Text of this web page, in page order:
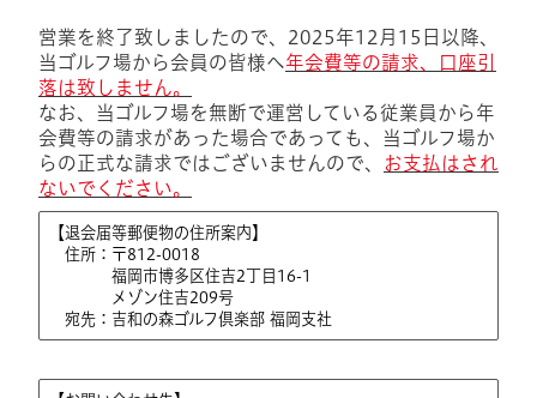
営業を終了致しましたので、2025年12月15日以降、
当ゴルフ場から会員の皆様へ年会費等の請求、口座引
落は致しません。
なお、当ゴルフ場を無断で運営している従業員から年
会費等の請求があった場合であっても、当ゴルフ場か
らの正式な請求ではございませんので、 お支払はされ
ないでください。
【退会届等郵便物の住所案内】
住所：〒812-0018
福岡市博多区住吉2丁目16-1
メゾン住吉209号
宛先：吉和の森ゴルフ倶楽部 福岡支社